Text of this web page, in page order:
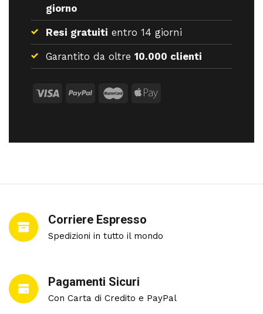
giorno
Resi gratuiti entro 14 giorni
Garantito da oltre 10.000 clienti
Corriere Espresso
Spedizioni in tutto il mondo
Pagamenti Sicuri
Con Carta di Credito e PayPal